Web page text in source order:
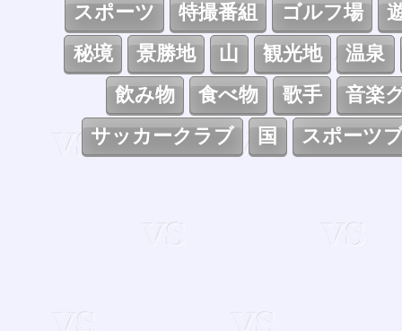
スポーツ
特撮番組 ゴルフ場
秘境
景勝地 山 観光地
温泉
飲み物
食べ物 歌手
音楽
サッカークラブ
国 スポーツ